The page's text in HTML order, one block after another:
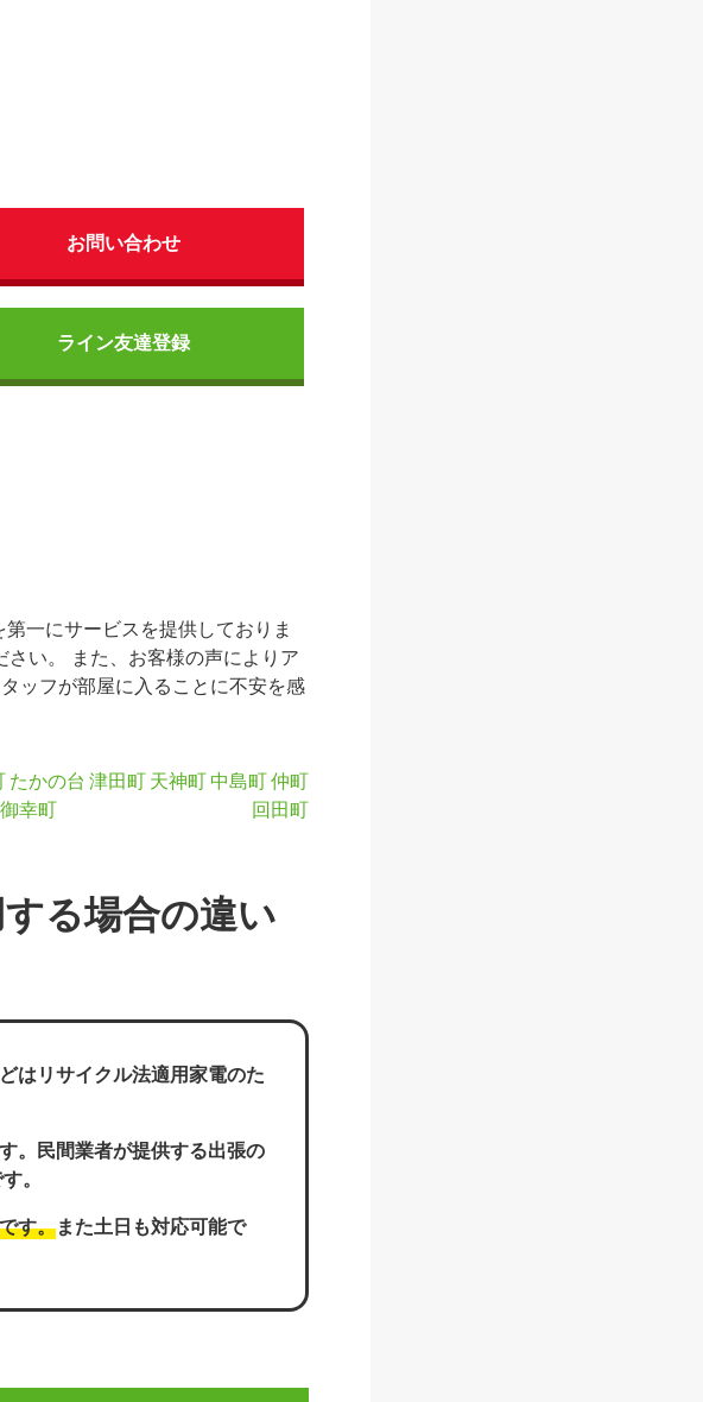
お問い合わせ
ライン友達登録
一にサービスを提供しておりま
い。 また、お客様の声によりア
ッフが部屋に入ることに不安を感
たかの台 津田町 天神町中島町仲町
御幸町 回田町
る場合の違い
はリサイクル法適用家電のた
。民間業者が提供する出張の
。
す。また土日も対応可能で